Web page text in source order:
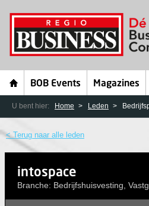
BOB Events Magazines
U bent hier: Home Leden
< Terug naar alle leden
intospace
Branche: Bedrijfshuisvesting,